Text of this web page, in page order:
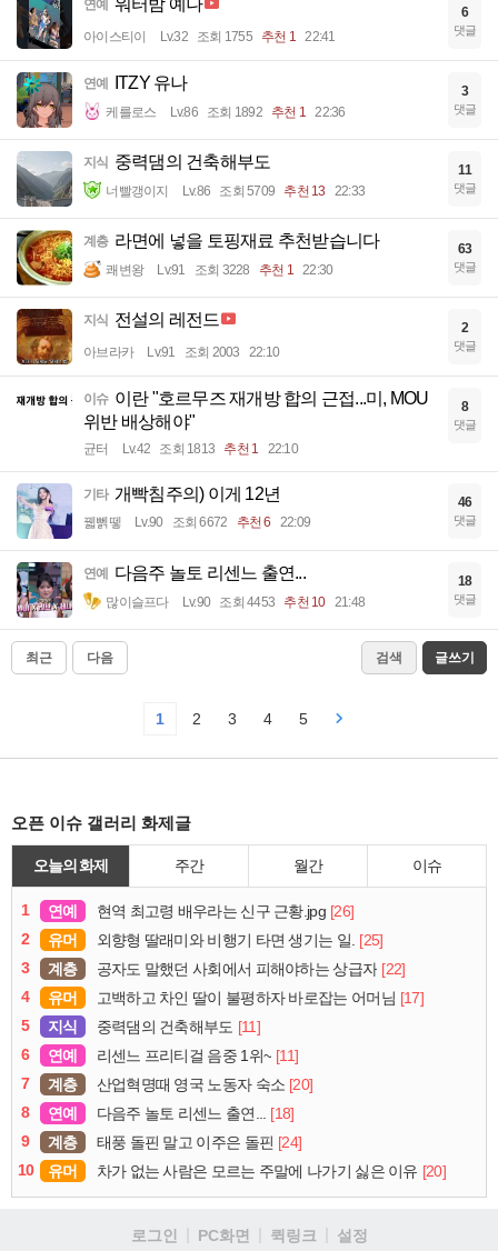
연예 워터밤 예나
아이스티이 Lv.32 조회 1755 추천 1 22:41
6
댓글
연예 ITZY 유나
케를로스 Lv.86 조회 1892 추천 1 22:36
3
댓글
지식 중력댐의 건축해부도
너빨갱이지 Lv.86 조회 5709 추천 13 22:33
11
댓글
계층 라면에 넣을 토핑재료 추천받습니다
쾌변왕 Lv.91 조회 3228 추천 1 22:30
63
댓글
지식 전설의 레전드
아브라카 Lv.91 조회 2003 22:10
2
댓글
이슈 이란 "호르무즈 재개방 합의 근접...미, MOU
위반 배상해야"
균터 Lv.42 조회 1813 추천 1 22:10
8
댓글
기타 개빡침주의) 이게 12년
꿻뻵뗗 Lv.90 조회 6672 추천 6 22:09
46
댓글
연예 다음주 놀토 리센느 출연...
많이슬프다 Lv.90 조회 4453 추천 10 21:48
18
댓글
최근 다음 검색 글쓰기
1 2 3 4 5
오픈 이슈 갤러리 화제글
오늘의 화제 주간 월간 이슈
1 연예 현역 최고령 배우라는 신구 근황.jpg [26]
2
유머 외향형 딸래미와 비행기 타면 생기는 일. [25]
3
계층 공자도 말했던 사회에서 피해야하는 상급자 [22]
4
유머 고백하고 차인 딸이 불평하자 바로잡는 어머님 [17]
5
지식 중력댐의 건축해부도 [11]
6
연예 리센느 프리티걸 음중 1위~ [11]
7
계층 산업혁명때 영국 노동자 숙소 [20]
8
연예 다음주 놀토 리센느 출연... [18]
9
계층 태풍 돌핀 말고 이주은 돌핀 [24]
10
유머 차가 없는 사람은 모르는 주말에 나가기 싫은 이유 [20]
로그인 PC화면 퀵링크 설정